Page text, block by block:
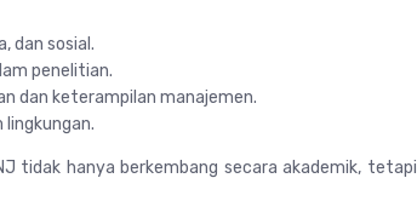
dan sosial.
penelitian.
dan keterampilan manajemen.
tidak hanya berkembang secara akademik, tetapi